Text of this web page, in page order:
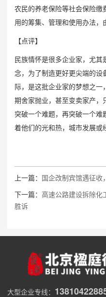
农民的养老保险等社会保险
用的筹集、管理和使用办法，
【点评】
民族情怀是很多企业家，尤
念，为了制造更好更尖端的
际，是这批企业家的梦想之
期舍家抛业，甚至变卖家产，
突破一个难题，再突破一个
着他们的光和热，城市发展或
上一篇： 国企改制宾馆遇征收
下一篇： 高速公路建设拆除化
胜诉
大型企业专线：